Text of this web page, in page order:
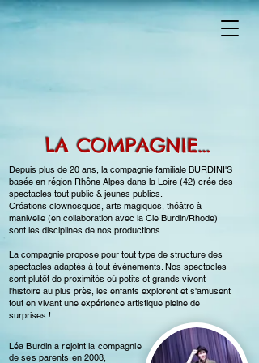
LA COMPAGNIE...
Depuis plus de 20 ans, la compagnie familiale BURDINI'S
basée en région Rhône Alpes dans la Loire (42) crée des
spectacles tout public & jeunes publics.
Créations clownesques, arts magiques, théâtre à
manivelle (en collaboration avec la Cie Burdin/Rhode)
sont les disciplines de nos productions.
La compagnie propose pour tout type de structure des
spectacles adaptés à tout évènements. Nos spectacles
sont plutôt de proximités où petits et grands vivent
l'histoire au plus près, les enfants explorent et s'amusent
tout en vivant une expérience artistique pleine de
surprises !
Léa Burdin a rejoint la compagnie
de ses parents en 2008,